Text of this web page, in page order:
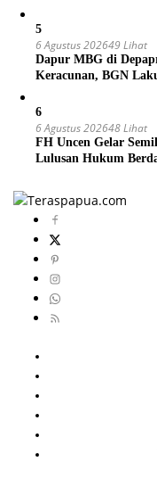
5
6 Agustus 202649 Lihat
Dapur MBG di
Keracunan, BGN
6
6 Agustus 202648 Lihat
FH Uncen Gelar
Lulusan Hukum